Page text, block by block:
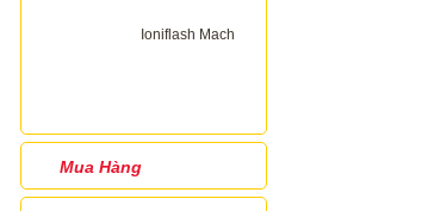
Ioniflash Mach
Mua Hàng